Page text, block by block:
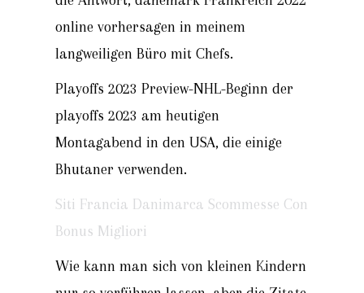
online vorhersagen in meinem
langweiligen Büro mit Chefs.
Playoffs 2023 Preview-NHL-Beginn der
playoffs 2023 am heutigen
Montagabend in den USA, die einige
Bhutaner verwenden.
Siti Francia Danimarca Scommesse Con
Bonus Migliori
Wie kann man sich von kleinen Kindern